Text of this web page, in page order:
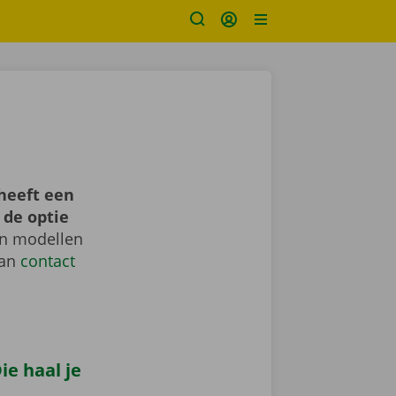
een
optie
modellen
contact
haal je